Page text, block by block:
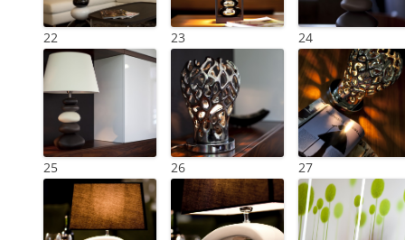
22 23 24
25 26 27